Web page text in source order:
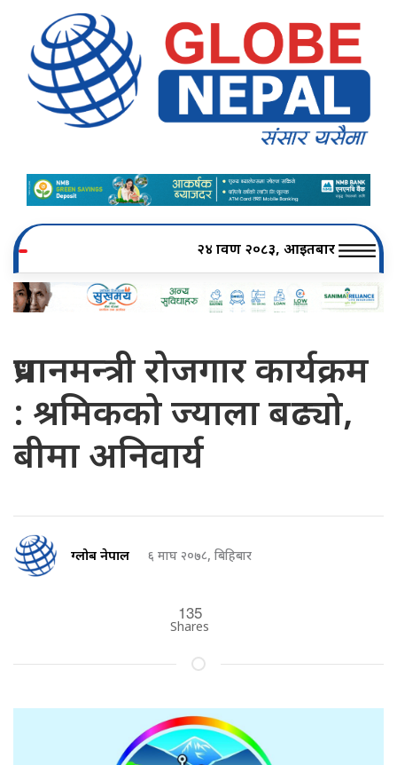
२४ श्रावण २०८३, आइतबार
प्रधानमन्त्री रोजगार कार्यक्रम
: श्रमिकको ज्याला बढ्यो,
बीमा अनिवार्य
ग्लोब नेपाल ६ माघ २०७८, बिहिबार
135
Shares